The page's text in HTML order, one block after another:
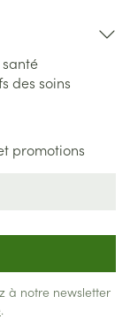
des soins
promotions
à notre newsletter
.